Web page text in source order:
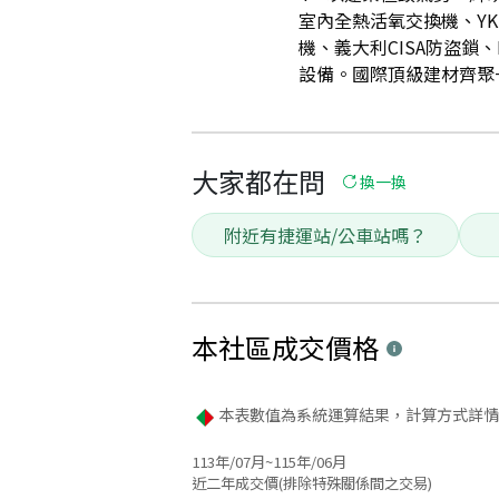
室內全熱活氧交換機、
機、義大利CISA防盜鎖
設備。國際頂級建材齊
大家都在問 換一換
附近有捷運站/公車站嗎？
本社區成交價格
本表數值為系統運算結果，計算方式詳
113年/07月~115年/06月
近二年成交價(排除特殊關係間之交易)